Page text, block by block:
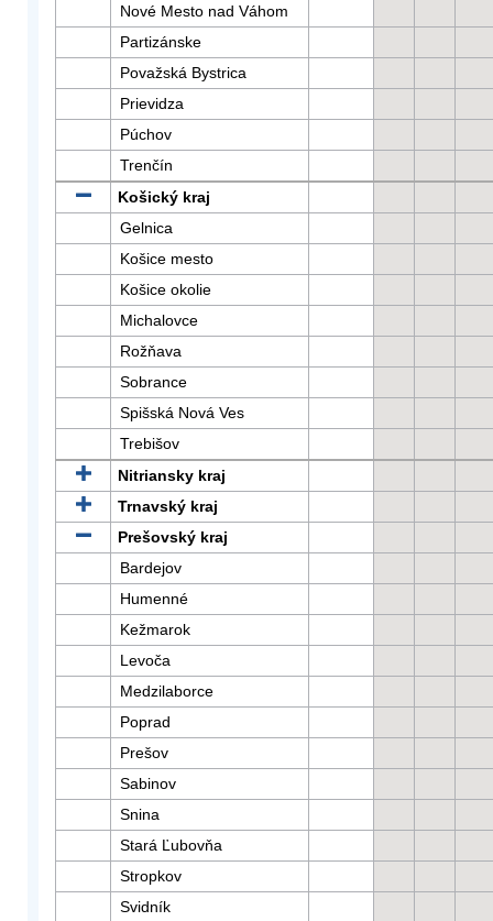
Nové Mesto nad Váhom
Partizánske
Považská Bystrica
Prievidza
Púchov
Trenčín
Košický kraj
Gelnica
Košice mesto
Košice okolie
Michalovce
Rožňava
Sobrance
Spišská Nová Ves
Trebišov
Nitriansky kraj
Trnavský kraj
Prešovský kraj
Bardejov
Humenné
Kežmarok
Levoča
Medzilaborce
Poprad
Prešov
Sabinov
Snina
Stará Ľubovňa
Stropkov
Svidník